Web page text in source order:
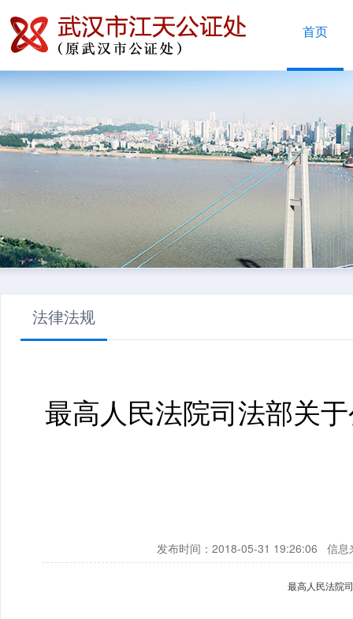
首页
法律法规
最高人民法院司法部关
发布时间：2018-05-31 19:26:06 信息
最高人民法院